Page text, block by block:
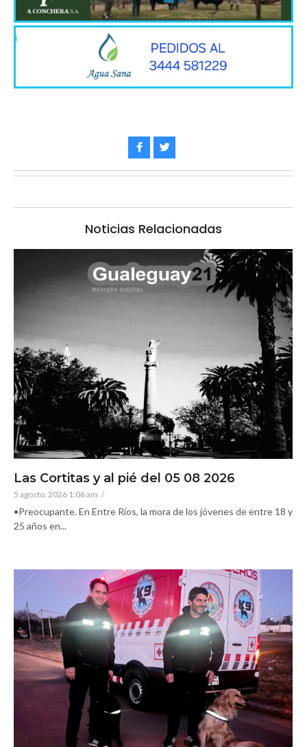
Noticias Relacionadas
Las Cortitas y al pié del 05 08 2026
5 agosto, 2026 1:06 am /
•Preocupante. En Entre Ríos, la mora de los jóvenes de entre 18 y
25 años en...